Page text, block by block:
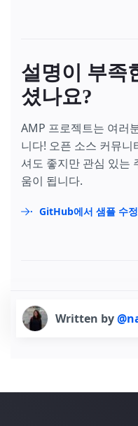
설명이 부족
셨나요?
AMP 프로젝트는 여러
니다! 오픈 소스 커뮤
셔도 좋지만 관심 있는
움이 됩니다.
GitHub에서 샘플 수
Written by